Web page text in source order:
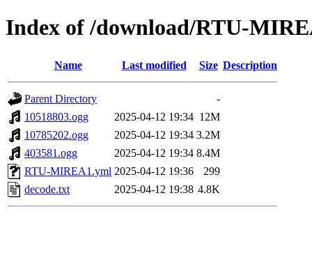
Index of /download/RTU-
Name Last modified Size Description
Parent Directory
-
10518803.ogg
2025-04-12 19:34 12M
10785202.ogg
2025-04-12 19:34 3.2M
403581.ogg
2025-04-12 19:34 8.4M
RTU-MIREA1.yml 2025-04-12 19:36
299
decode.txt
2025-04-12 19:38 4.8K